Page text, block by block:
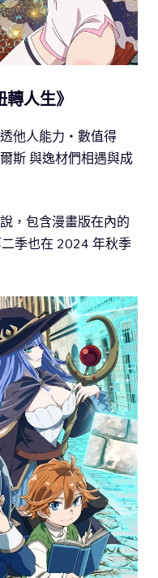
人生》
他人能力・數值得
斯 與逸材們相遇與成
，包含漫畫版在內的
季也在 2024 年秋季